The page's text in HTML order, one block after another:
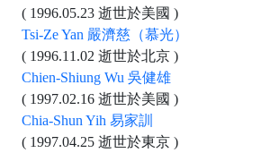
( 1996.05.23 逝世於美國 )
Tsi-Ze Yan 嚴濟慈（慕光）
( 1996.11.02 逝世於北京 )
Chien-Shiung Wu 吳健雄
( 1997.02.16 逝世於美國 )
Chia-Shun Yih 易家訓
( 1997.04.25 逝世於東京 )